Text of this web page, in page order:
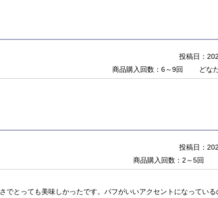
投稿日：
商品購入回数：6～9回
どな
投稿日：
商品購入回数：2～5回
でとっても美味しかったです。パフがいいアクセントになってい